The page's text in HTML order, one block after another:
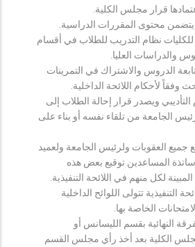
قرار مجلس الكلية.
محتوى المقررات الدراسية.
للكليات نظام التدريب للطلاب في أقسام
والدراسات العليا.
الدروس والاشتراك في التمرينات
وفقاً لأحكام اللائحة الداخلية.
ويصدر قرار إحالة الطلاب إلى
الجامعة من تلقاء نفسه أو بناء على
جميع العقوبات ولرئيس الجامعة ولعميد
المساعدين توقيع بعض هذه
لكل منهم في اللائحة التنفيذية.
التنفيذية تتولى اللوائح الداخلية
الخاصة بها.
النهائية بقسم الليسانس أو
الكلية بعد أخذ رأي مجلس القسم